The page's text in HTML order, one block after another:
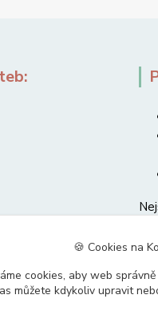
🍪 Cookies na
cookies, aby web
můžete kdykoliv upravit